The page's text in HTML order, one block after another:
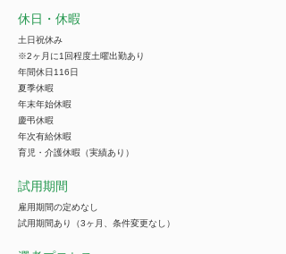
休日・休暇
土日祝休み
※2ヶ月に1回程度土曜出勤あり
年間休日116日
夏季休暇
年末年始休暇
慶弔休暇
年次有給休暇
育児・介護休暇（実績あり）
試用期間
雇用期間の定めなし
試用期間あり（3ヶ月、条件変更なし）